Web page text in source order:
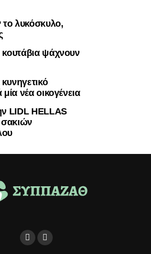
το λυκόσκυλο,
ψάχνουν
νέα οικογένεια
LIDL HELLAS